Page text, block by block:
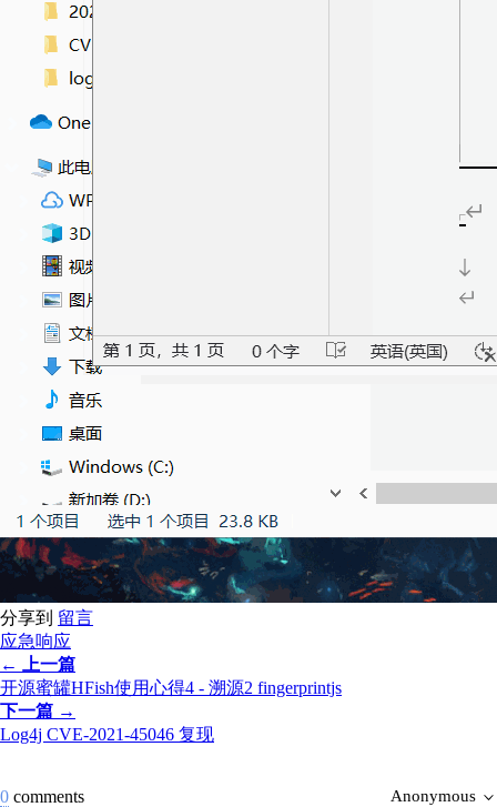
分享到 留言
应急响应
← 上一篇
开源蜜罐HFish使用心得4 - 溯源2 fingerprintjs
下一篇 →
Log4j CVE-2021-45046 复现
0 comments Anonymous